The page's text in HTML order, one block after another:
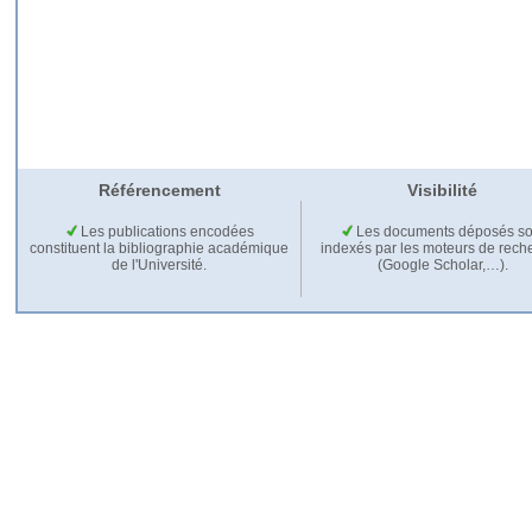
Référencement Visibilité
Les publications encodées
constituent la bibliographie académique
de l'Université.
Les documents déposés
indexés par les moteurs de
(Google Scholar,…).